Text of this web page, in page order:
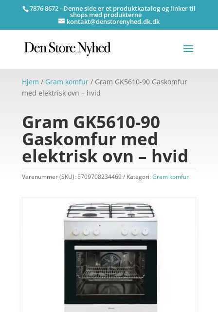
7876 8672 - Denne side er et produktkatalog og linker til
shops med produkterne
kontakt@denstorenyhed.dk.dk
Hjem / Gram komfur/ Gram GK5610-90 Gaskomfur
med elektrisk ovn – hvid
Gram GK5610-90
Gaskomfur med
elektrisk ovn – hvid
Varenummer (SKU): 5709708234469 Kategori:Gram komfur